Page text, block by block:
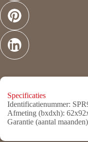
Specificaties
Identificatienummer:
Afmeting (bxdxh):
Garantie (aantal